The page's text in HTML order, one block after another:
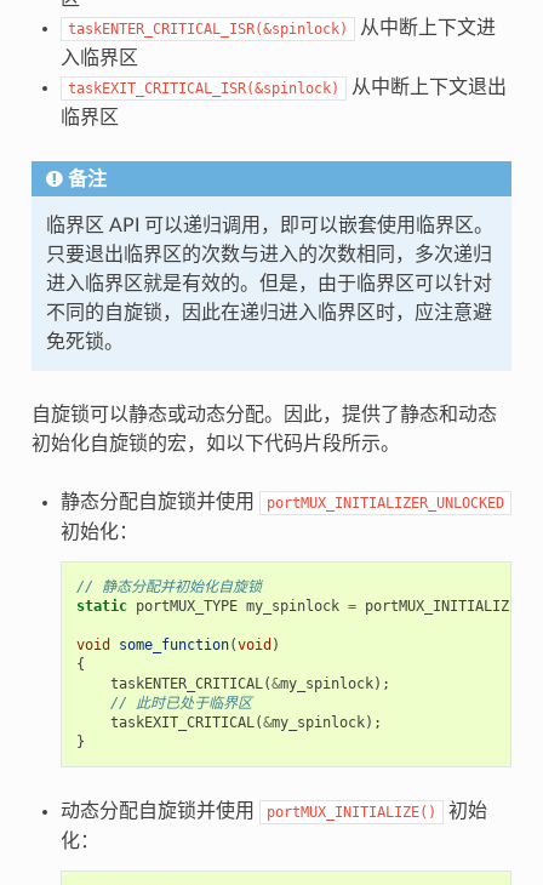
taskENTER_CRITICAL_ISR(&spinlock)
从中断上下文进
入临界区
taskEXIT_CRITICAL_ISR(&spinlock)
从中断上下文退出
临界区
备注
临界区 API 可以递归调用，即可以嵌套使用临界区。
只要退出临界区的次数与进入的次数相同，多次递归
进入临界区就是有效的。但是，由于临界区可以针对
不同的自旋锁，因此在递归进入临界区时，应注意避
免死锁。
自旋锁可以静态或动态分配。因此，提供了静态和动态
初始化自旋锁的宏，如以下代码片段所示。
静态分配自旋锁并使用 portMUX_INITIALIZER_UNLOCKED
初始化：
// 静态分配并初始化自旋锁
static portMUX_TYPE my_spinlock =
void some_function(void )
{
taskENTER_CRITICAL(&my_spinlock);
// 此时已处于临界区
taskEXIT_CRITICAL(&my_spinlock);
}
动态分配自旋锁并使用 portMUX_INITIALIZE()
初始
化：